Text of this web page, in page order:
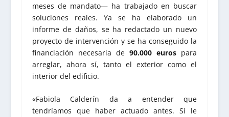
meses de mandato— ha trabajado en buscar
soluciones reales. Ya se ha elaborado un
informe de daños, se ha redactado un nuevo
proyecto de intervención y se ha conseguido la
financiación necesaria de90.000 euros para
arreglar, ahora sí, tanto el exterior como el
interior del edificio.
«Fabiola Calderín da a entender que
tendríamos que haber actuado antes. Si le